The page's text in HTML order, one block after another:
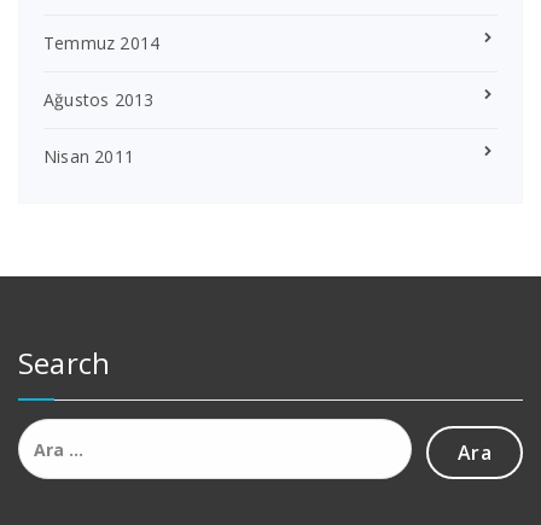
Temmuz 2014
Ağustos 2013
Nisan 2011
Search
Arama: